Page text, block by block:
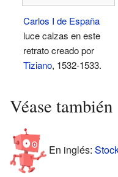
Carlos I de España
luce calzas en este
retrato creado por
Tiziano, 1532-1533.
Véase también
En inglés: